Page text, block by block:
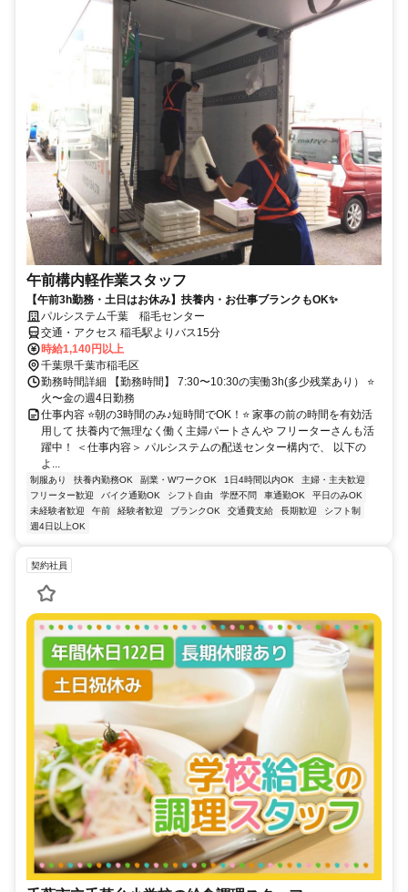
午前構内軽作業スタッフ
【午前3h勤務・土日はお休み】扶養内・お仕事ブランクもOK✨
パルシステム千葉 稲毛センター
交通・アクセス 稲毛駅よりバス15分
時給1,140円以上
千葉県千葉市稲毛区
勤務時間詳細 【勤務時間】 7:30〜10:30の実働3h(多少残業あり） ⭐
火〜金の週4日勤務
仕事内容 ⭐朝の3時間のみ♪短時間でOK！⭐ 家事の前の時間を有効活
用して 扶養内で無理なく働く主婦パートさんや フリーターさんも活
躍中！ ＜仕事内容＞ パルシステムの配送センター構内で、 以下の
よ...
制服あり 扶養内勤務OK 副業・WワークOK 1日4時間以内OK
主婦・主夫歓迎
フリーター歓迎
バイク通勤OK シフト自由 学歴不問 車通勤OK
平日のみOK
未経験者歓迎
午前 経験者歓迎 ブランクOK 交通費支給 長期歓迎
シフト制
週4日以上OK
契約社員